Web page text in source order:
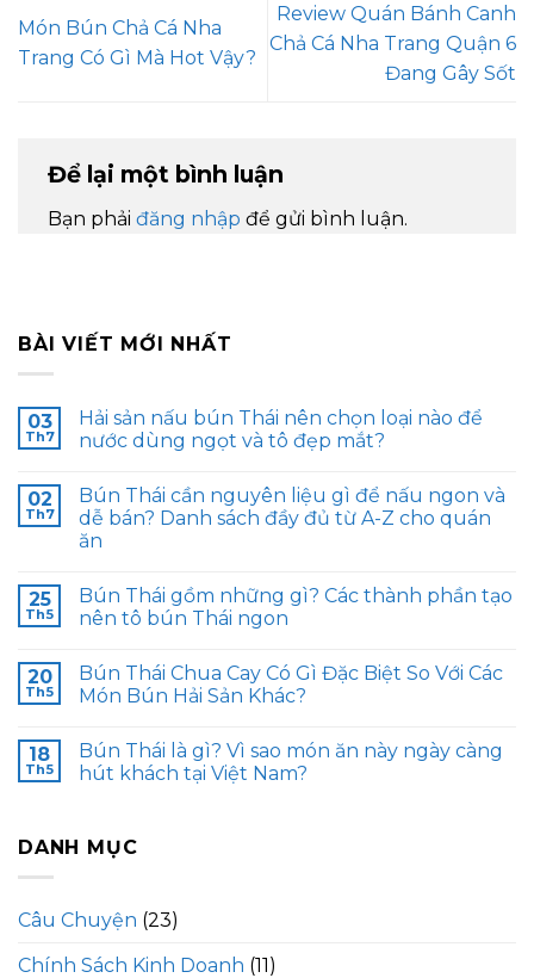
Món Bún Chả Cá Nha
Trang Có Gì Mà Hot Vậy?
Review Quán Bánh Canh
Chả Cá Nha Trang Quận 6
Đang Gây Sốt
Để lại một bình luận
Bạn phải đăng nhập để gửi bình luận.
BÀI VIẾT MỚI NHẤT
03
Th7
Hải sản nấu bún Thái nên chọn loại nào để
nước dùng ngọt và tô đẹp mắt?
02
Th7
Bún Thái cần nguyên liệu gì để nấu ngon và
dễ bán? Danh sách đầy đủ từ A-Z cho quán
ăn
25
Th5
Bún Thái gồm những gì? Các thành phần tạo
nên tô bún Thái ngon
20
Th5
Bún Thái Chua Cay Có Gì Đặc Biệt So Với Các
Món Bún Hải Sản Khác?
18
Th5
Bún Thái là gì? Vì sao món ăn này ngày càng
hút khách tại Việt Nam?
DANH MỤC
Câu Chuyện (23)
Chính Sách Kinh Doanh (11)